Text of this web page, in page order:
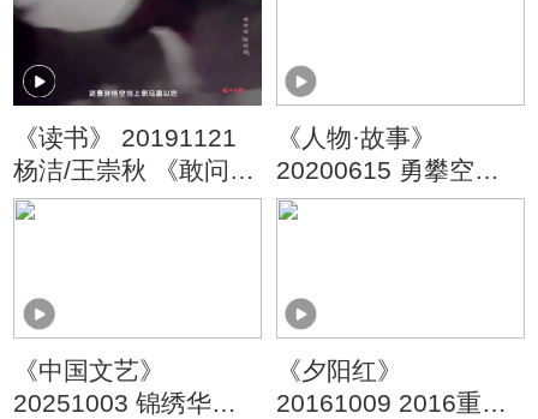
《读书》 20191121
杨洁/王崇秋 《敢问路
在何方》 艰辛的“取经
《人物·故事》
20200615 勇攀空气
动力学高峰·俞鸿儒
《中国文艺》
20251003 锦绣华章
《夕阳红》
20161009 2016重阳